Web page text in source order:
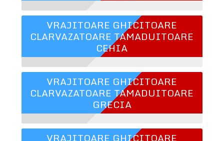
VRAJITOARE GHICITOARE
CLARVAZATOARE TAMADUITOARE
CEHIA
VRAJITOARE GHICITOARE
CLARVAZATOARE TAMADUITOARE
GRECIA
VRAJITOARE GHICITOARE